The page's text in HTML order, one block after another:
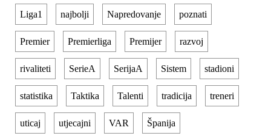
Liga1 najbolji Napredovanje poznati
Premier Premierliga Premijer razvoj
rivaliteti SerieA SerijaA Sistem stadioni
statistika Taktika Talenti tradicija treneri
uticaj utjecajni VAR Španija